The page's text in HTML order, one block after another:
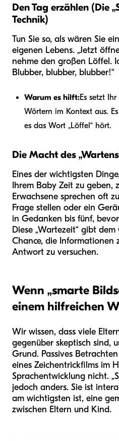
Den Tag erzählen (Die
Technik)
Tun Sie so, als wären Sie
eigenen Lebens. „Jetzt
nehme den großen Löffel.
Blubber, blubber, blubber!“
Warum es hilft:Es setzt
Wörtern im Kontext aus.
es das Wort „Löffel“ hört.
Die Macht des
Eines der wichtigsten
Ihrem Baby Zeit zu geben,
Erwachsene sprechen oft
Frage stellen oder ein
in Gedanken bis fünf,
Diese „Wartezeit“ gibt
Chance, die Informationen
Antwort zu versuchen.
Wenn „smarte
einem hilfreichen
Wir wissen, dass viele
gegenüber skeptisch sind,
Grund. Passives
eines Zeichentrickfilms im
Sprachentwicklung nicht.
jedoch anders. Sie ist
am wichtigsten ist, eine
zwischen Eltern und Kind.